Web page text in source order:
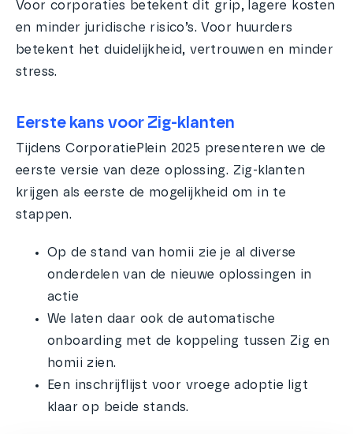
Voor corporaties betekent dit grip, lagere kosten
en minder juridische risico’s. Voor huurders
betekent het duidelijkheid, vertrouwen en minder
stress.
Eerste kans voor Zig-klanten
Tijdens CorporatiePlein 2025 presenteren we de
eerste versie van deze oplossing. Zig-klanten
krijgen als eerste de mogelijkheid om in te
stappen.
Op de stand van homii zie je al diverse
onderdelen van de nieuwe oplossingen in
actie
We laten daar ook de automatische
onboarding met de koppeling tussen Zig en
homii zien.
Een inschrijflijst voor vroege adoptie ligt
klaar op beide stands.